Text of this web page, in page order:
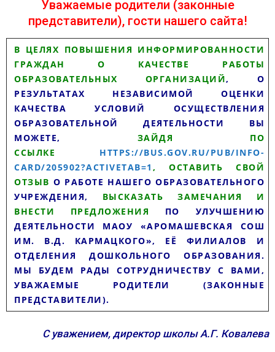
Уважаемые родители (законные
представители), гости нашего сайта!
В ЦЕЛЯХ ПОВЫШЕНИЯ ИНФОРМИРОВАННОСТИ
ГРАЖДАН О КАЧЕСТВЕ РАБОТЫ
ОБРАЗОВАТЕЛЬНЫХ ОРГАНИЗАЦИЙ, О
РЕЗУЛЬТАТАХ НЕЗАВИСИМОЙ ОЦЕНКИ
КАЧЕСТВА УСЛОВИЙ ОСУЩЕСТВЛЕНИЯ
ОБРАЗОВАТЕЛЬНОЙ ДЕЯТЕЛЬНОСТИ ВЫ
МОЖЕТЕ, ЗАЙДЯ ПО
ССЫЛКЕ HTTPS://BUS.GOV.RU/PUB/INFO-
CARD/205902?ACTIVETAB=1 , ОСТАВИТЬ СВОЙ
ОТЗЫВ О РАБОТЕ НАШЕГО ОБРАЗОВАТЕЛЬНОГО
УЧРЕЖДЕНИЯ, ВЫСКАЗАТЬ ЗАМЕЧАНИЯ И
ВНЕСТИ ПРЕДЛОЖЕНИЯ
ПО УЛУЧШЕНИЮ
ДЕЯТЕЛЬНОСТИ МАОУ «АРОМАШЕВСКАЯ СОШ
ИМ. В.Д. КАРМАЦКОГО», ЕЁ ФИЛИАЛОВ И
ОТДЕЛЕНИЯ ДОШКОЛЬНОГО ОБРАЗОВАНИЯ.
МЫ БУДЕМ РАДЫ СОТРУДНИЧЕСТВУ С ВАМИ,
УВАЖАЕМЫЕ РОДИТЕЛИ (ЗАКОННЫЕ
ПРЕДСТАВИТЕЛИ).
С уважением, директор школы А.Г. Ковалева